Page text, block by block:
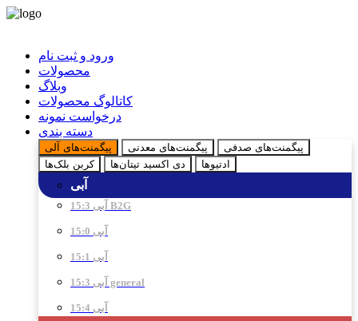
ورود و ثبت نام
محصولات
وبلاگ
کاتالوگ محصولات
درخواست نمونه
دسته بندی
پیگمنت‌های آلی پیگمنت‌های معدنی
پیگمنت‌های صدفی
کربن بلک‌ها
دی اکسید تیتان‌ها ادتیو‌ها
آبی
آبی 15:3 B2G
آبی 15:0
آبی 15:1
آبی 15:3 general
آبی 15:4